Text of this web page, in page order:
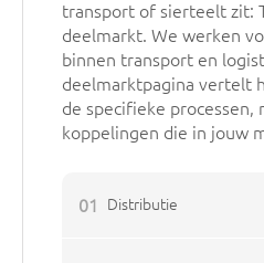
transport of sierteelt zit:
deelmarkt. We werken
binnen transport en
deelmarktpagina vertelt
de specifieke processen,
koppelingen die in jouw
01 Distributie